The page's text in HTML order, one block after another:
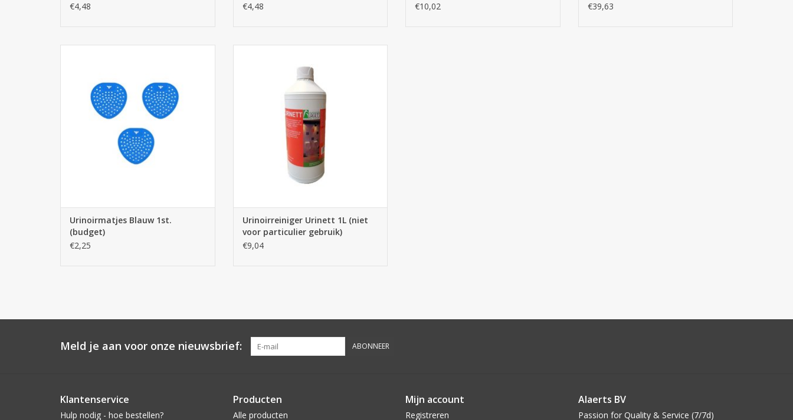
€4,48
€4,48
€10,02
€39,63
Urinoirmatjes Blauw 1st.
(budget)
€2,25
afzettingen van urinezouten uit
urinoirleidingen. Urinegeur verwijderen.
TOEVOEGEN AAN WINKELWAGEN
Urinoirreiniger Urinett 1L (niet
voor particulier gebruik)
€9,04
Meld je aan voor onze nieuwsbrief: ABONNEER
Klantenservice
Hulp nodig - hoe bestellen?
Producten
Alle producten
Mijn account
Registreren
Alaerts BV
Passion for Quality & Service (7/7d)